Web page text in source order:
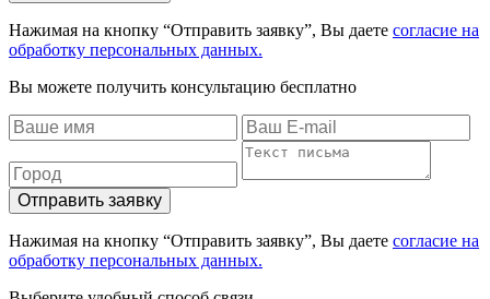
Нажимая на кнопку “Отправить заявку”, Вы даете согласие на
обработку персональных данных.
Вы можете получить консультацию бесплатно
Отправить заявку
Нажимая на кнопку “Отправить заявку”, Вы даете согласие на
обработку персональных данных.